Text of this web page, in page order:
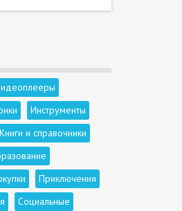
Инструменты
Книги и справочники
Приключения
Социальные